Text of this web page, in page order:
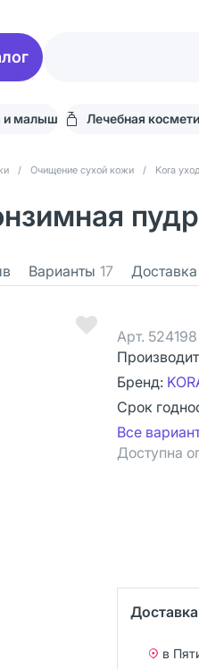
и малыш Лечебная
/ Очищение сухой кожи / Kora
Варианты 17 Доставка
Арт. 524198
Бренд:
Срок
Все
Доступна
в